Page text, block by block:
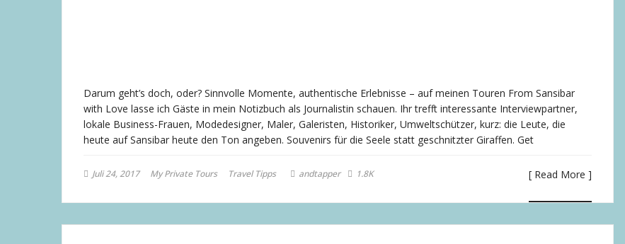
Darum geht’s doch, oder? Sinnvolle Momente, authentische Erlebnisse – auf meinen Touren From Sansibar
with Love lasse ich Gäste in mein Notizbuch als Journalistin schauen. Ihr trefft interessante Interviewpartner,
lokale Business-Frauen, Modedesigner, Maler, Galeristen, Historiker, Umweltschützer, kurz: die Leute, die
heute auf Sansibar heute den Ton angeben. Souvenirs für die Seele statt geschnitzter Giraffen. Get
Juli 24, 2017 My Private Tours Travel Tipps andtapper 1.8K [ Read More ]